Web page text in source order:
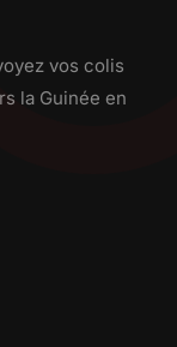
vos colis
la Guinée en